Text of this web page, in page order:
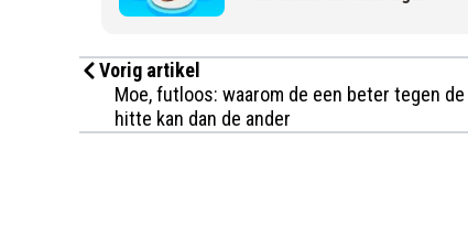
Vorig artikel
Moe, futloos: waarom de een beter tegen de
hitte kan dan de ander